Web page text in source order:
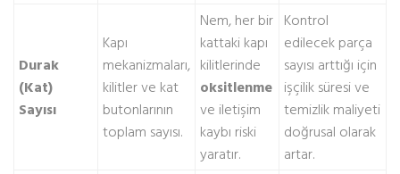
Durak
(Kat)
Sayısı
Kapı
mekanizmaları,
kilitler ve kat
butonlarının
toplam sayısı.
Nem, her bir
kattaki kapı
kilitlerinde
oksitlenme
ve iletişim
kaybı riski
yaratır.
Kontrol
edilecek parça
sayısı arttığı için
işçilik süresi ve
temizlik maliyeti
doğrusal olarak
artar.